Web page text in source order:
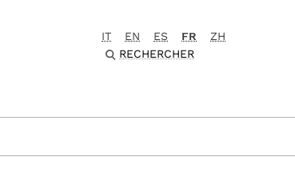
IT EN ES FR
ZH
RECHERCHER